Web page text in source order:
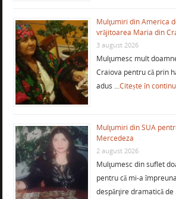
Mulţumiri din America
vrăjitoarea Maria din
3 august 2026
Mulţumesc mult
Craiova pentru că prin
adus …Citește în
Mulţumiri din SUA
Mercedeza
2 august 2026
Mulţumesc din suflet
pentru că mi-a
despărţire dramatică